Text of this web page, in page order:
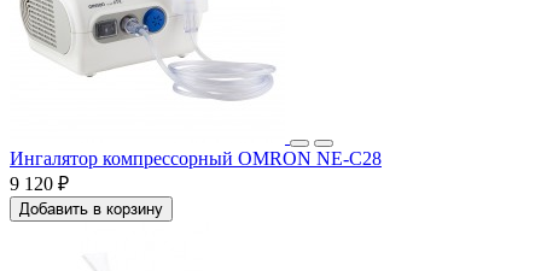
Ингалятор компрессорный OMRON NE-C28
9 120 ₽
Добавить в корзину